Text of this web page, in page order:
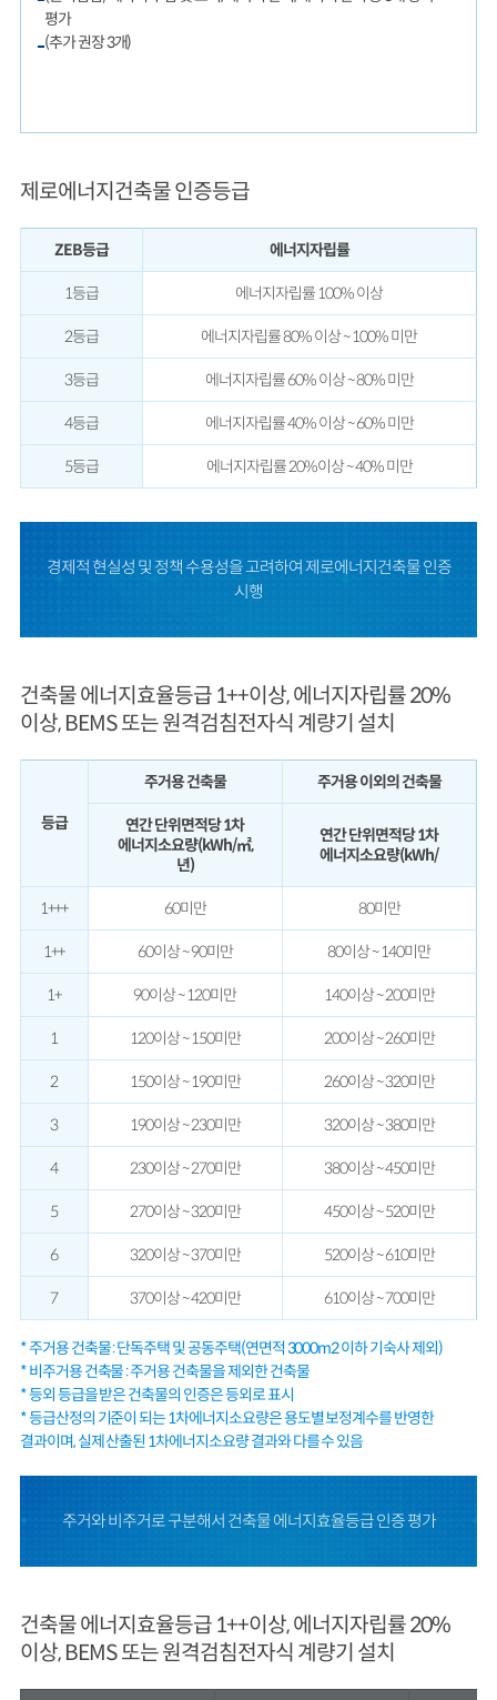
평가
(추가 권장 3개)
제로에너지건축물 인증등급
ZEB등급 에너지자립률
1등급 에너지자립률 100% 이상
2등급 에너지자립률 80% 이상 ~ 100% 미만
3등급 에너지자립률 60% 이상 ~ 80% 미만
4등급 에너지자립률 40% 이상 ~ 60% 미만
5등급 에너지자립률 20%이상 ~ 40% 미만
경제적 현실성 및 정책 수용성을 고려하여 제로에너지건축물 인증
시행
건축물 에너지효율등급 1++이상, 에너지자립률 20%
이상, BEMS 또는 원격검침전자식 계량기 설치
등급
주거용 건축물 주거용 이외의 건축물
연간 단위면적당 1차
에너지소요량(kWh/㎡,
년)
연간 단위면적당 1차
에너지소요량(kWh/
1+++ 60미만 80미만
1++ 60이상 ~ 90미만 80이상 ~ 140미만
1+ 90이상 ~ 120미만 140이상 ~ 200미만
1 120이상 ~ 150미만 200이상 ~ 260미만
2 150이상 ~ 190미만 260이상 ~ 320미만
3 190이상 ~ 230미만 320이상 ~ 380미만
4 230이상 ~ 270미만 380이상 ~ 450미만
5 270이상 ~ 320미만 450이상 ~ 520미만
6 320이상 ~ 370미만 520이상 ~ 610미만
7 370이상 ~ 420미만 610이상 ~ 700미만
* 주거용 건축물 : 단독주택 및 공동주택(연면적 3000m2 이하 기숙사 제외)
* 비주거용 건축물 : 주거용 건축물을 제외한 건축물
* 등외 등급을 받은 건축물의 인증은 등외로 표시
* 등급산정의 기준이 되는 1차에너지소요량은 용도별 보정계수를 반영한
결과이며, 실제 산출된 1차에너지소요량 결과와 다를 수 있음
주거와 비주거로 구분해서 건축물 에너지효율등급 인증 평가
건축물 에너지효율등급 1++이상, 에너지자립률 20%
이상, BEMS 또는 원격검침전자식 계량기 설치